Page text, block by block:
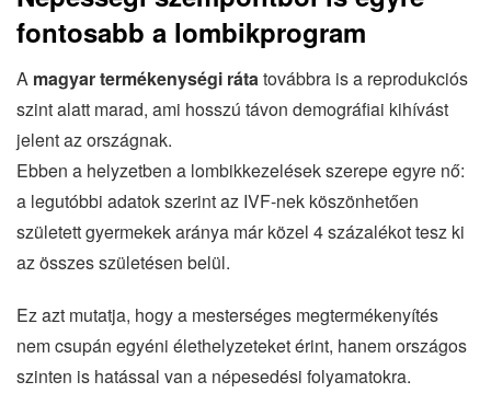
fontosabb a lombikprogram
A magyar termékenységi rátatovábbra is a reprodukciós
szint alatt marad, ami hosszú távon demográfiai kihívást
jelent az országnak.
Ebben a helyzetben a lombikkezelések szerepe egyre nő:
a legutóbbi adatok szerint az IVF-nek köszönhetően
született gyermekek aránya már közel 4 százalékot tesz ki
az összes születésen belül.
Ez azt mutatja, hogy a mesterséges megtermékenyítés
nem csupán egyéni élethelyzeteket érint, hanem országos
szinten is hatással van a népesedési folyamatokra.